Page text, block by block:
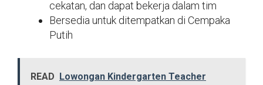
cekatan, dan dapat bekerja dalam tim
Bersedia untuk ditempatkan di Cempaka
Putih
READ Lowongan Kindergarten Teacher